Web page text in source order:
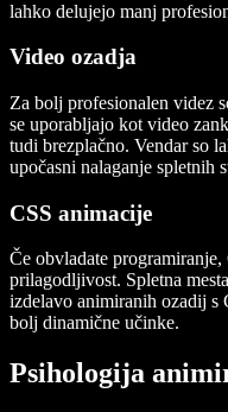
lahko delujejo manj
Video ozadja
Za bolj profesionalen videz
se uporabljajo kot video
tudi brezplačno. Vendar so
upočasni nalaganje spletnih
CSS animacije
Če obvladate
prilagodljivost. Spletna
izdelavo animiranih ozadij s
bolj dinamične učinke.
Psihologija